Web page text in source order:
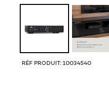
RÉF PRODUIT: 10034540